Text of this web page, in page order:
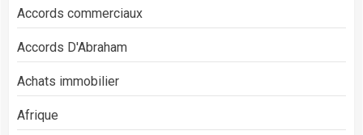
Accords commerciaux
Accords D'Abraham
Achats immobilier
Afrique